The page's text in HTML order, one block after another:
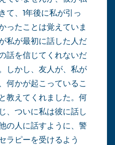
て、1年後に私が引っ
ったことは覚えていま
私が最初に話した人だ
話を信じてくれないだ
しかし、友人が、私が
何かが起こっているこ
教えてくれました。何
、ついに私は彼に話し
の人に話すように、警
ラピーを受けるよう